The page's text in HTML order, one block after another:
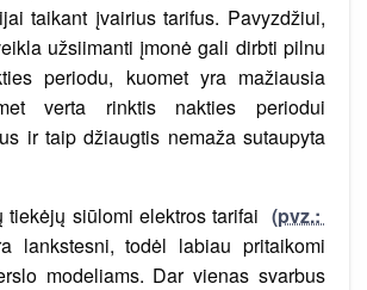
taikant įvairius tarifus. Pavyzdžiui,
užsiimanti įmonė gali dirbti pilnu
periodu, kuomet yra mažiausia
verta rinktis nakties periodui
ir taip džiaugtis nemaža sutaupyta
tiekėjų siūlomi elektros tarifai (pvz.:
lankstesni, todėl labiau pritaikomi
modeliams. Dar vienas svarbus